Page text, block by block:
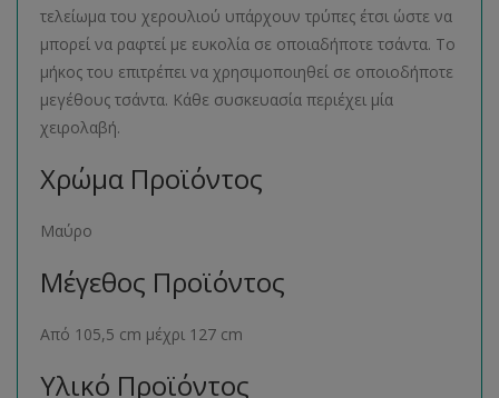
τελείωμα του χερουλιού υπάρχουν τρύπες έτσι ώστε να
μπορεί να ραφτεί με ευκολία σε οποιαδήποτε τσάντα. Το
μήκος του επιτρέπει να χρησιμοποιηθεί σε οποιοδήποτε
μεγέθους τσάντα. Κάθε συσκευασία περιέχει μία
χειρολαβή.
Χρώμα Προϊόντος
Μαύρο
Μέγεθος Προϊόντος
Από 105,5 cm μέχρι 127 cm
Υλικό Προϊόντος